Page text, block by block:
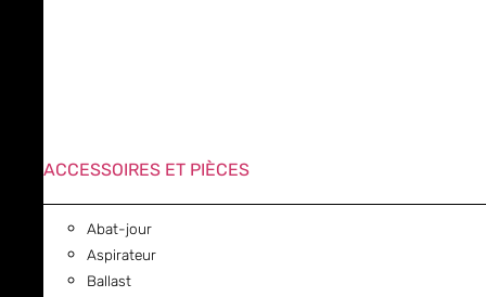
ACCESSOIRES ET PIÈCES
Abat-jour
Aspirateur
Ballast